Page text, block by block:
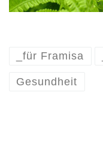
_für Framisa
Gesundheit